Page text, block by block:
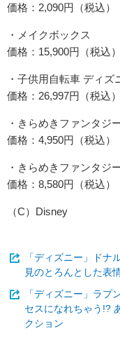
価格：2,090円（税込）
・メイクボックス
価格：15,900円（税込）
・子供用自転車 ディ
価格：26,997円（税込）
・きらめきファンタジ
価格：4,950円（税込）
・きらめきファンタジ
価格：8,580円（税込）
（C）Disney
「ディズニー」ドナ
見のとろんとした表
「ディズニー」ラ
セスになれちゃう!?
クション